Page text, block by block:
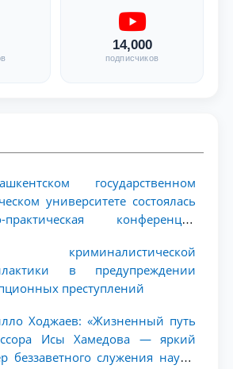
14,000
подписчиков
государственном
университете состоялась
практическая конференция
криминалистической
в предупреждении
преступлений
Ходжаев: «Жизненный путь
Исы Хамедова — яркий
беззаветного служения науке,